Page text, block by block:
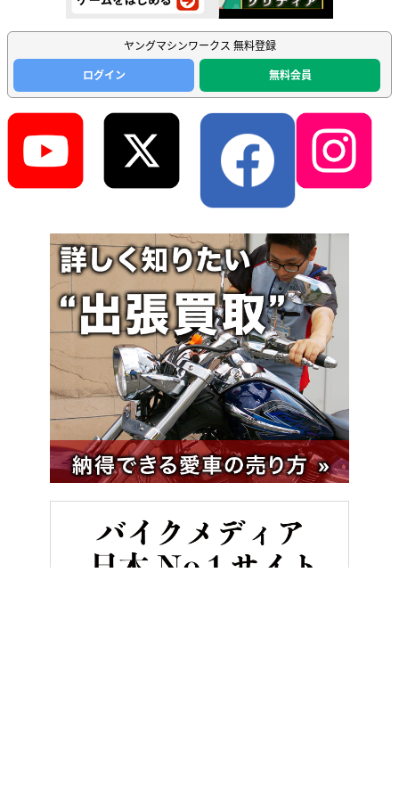
ヤングマシンワークス 無料登録
ログイン
無料会員